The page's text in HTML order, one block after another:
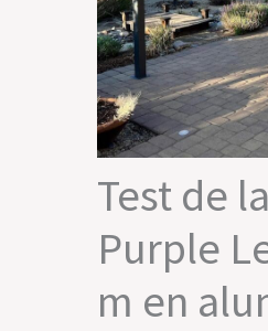
Test de
Purple
m en